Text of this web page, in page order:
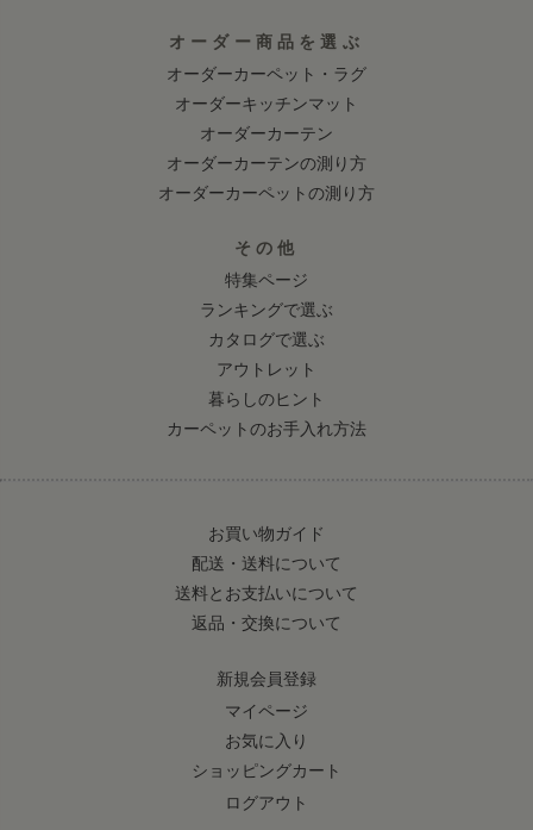
オーダー商品を選ぶ
オーダーカーペット・ラグ
オーダーキッチンマット
オーダーカーテン
オーダーカーテンの測り方
オーダーカーペットの測り方
その他
特集ページ
ランキングで選ぶ
カタログで選ぶ
アウトレット
暮らしのヒント
カーペットのお手入れ方法
お買い物ガイド
配送・送料について
送料とお支払いについて
返品・交換について
新規会員登録
マイページ
お気に入り
ショッピングカート
ログアウト